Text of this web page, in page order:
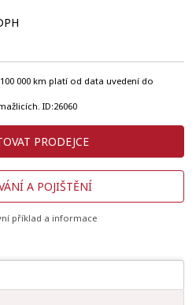
000 km platí od data uvedení do
ID:26060
PRODEJCE
A POJIŠTĚNÍ
příklad a informace